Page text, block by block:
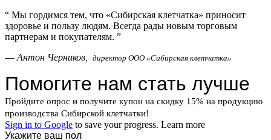
“ Мы гордимся тем, что «Сибирская клетчатка» приносит
здоровье и пользу людям. Всегда рады новым торговым
партнерам и покупателям. ”
— Антон Черников, директор ООО «Сибирская клетчатка»